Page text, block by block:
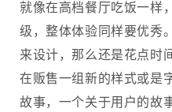
就像在高档餐厅吃饭一样
级，整体体验同样要优秀
来设计，那么还是花点时
在贩售一组新的样式或是
故事，一个关于用户的故